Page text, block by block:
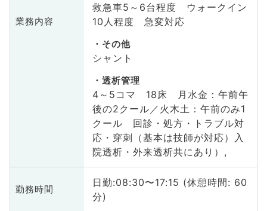
業務内容
救急車5～6台程度 ウォークイン
10人程度 急変対応
その他
シャント
透析管理
4～5コマ 18床 月水金：午前午
後の2クール／火木土：午前のみ1
クール 回診・処方・トラブル対
応・穿刺（基本は技師が対応）入
院透析・外来透析共にあり）,
勤務時間
日勤:08:30〜17:15 (休憩時間: 60
分)